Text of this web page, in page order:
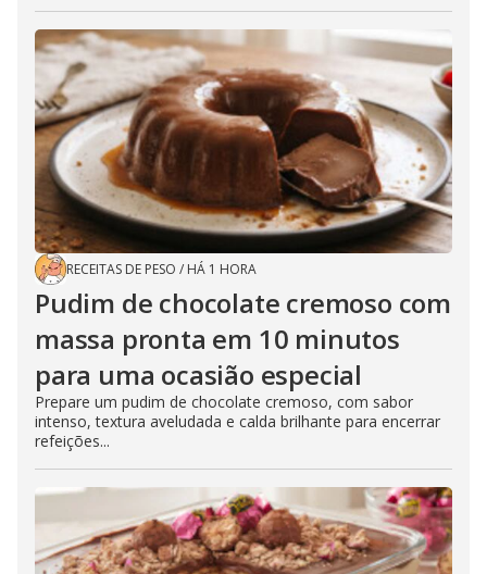
RECEITAS DE PESO / HÁ 1 HORA
Pudim de chocolate cremoso com
massa pronta em 10 minutos
para uma ocasião especial
Prepare um pudim de chocolate cremoso, com sabor
intenso, textura aveludada e calda brilhante para encerrar
refeições...